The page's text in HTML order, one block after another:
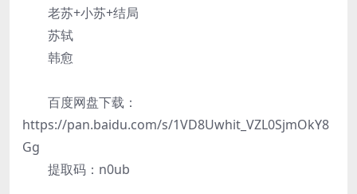
老苏+小苏+结局
苏轼
韩愈
百度网盘下载：
https://pan.baidu.com/s/1VD8Uwhit_VZL0SjmOkY8
Gg
提取码：n0ub